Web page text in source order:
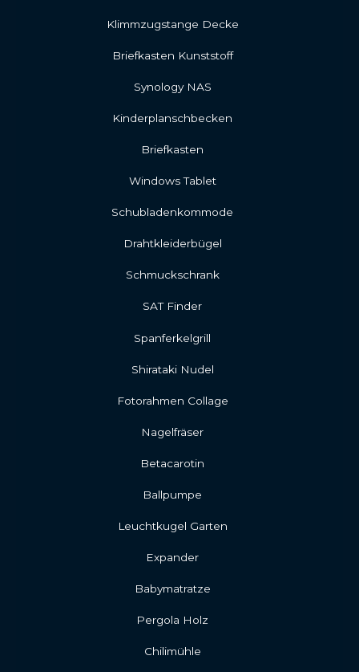
Klimmzugstange Decke
Briefkasten Kunststoff
Synology NAS
Kinderplanschbecken
Briefkasten
Windows Tablet
Schubladenkommode
Drahtkleiderbügel
Schmuckschrank
SAT Finder
Spanferkelgrill
Shirataki Nudel
Fotorahmen Collage
Nagelfräser
Betacarotin
Ballpumpe
Leuchtkugel Garten
Expander
Babymatratze
Pergola Holz
Chilimühle